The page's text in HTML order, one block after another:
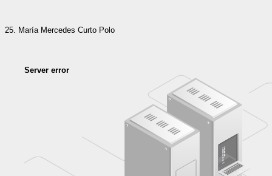
María Mercedes Curto Polo
Server error